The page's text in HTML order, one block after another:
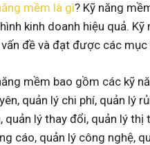
mềm là gì? Kỹ năng
kinh doanh hiệu quả.
đề và đạt được các mục
mềm bao gồm các kỹ
quản lý chi phí, quản lý
quản lý thay đổi, quản lý
cáo, quản lý công nghệ,